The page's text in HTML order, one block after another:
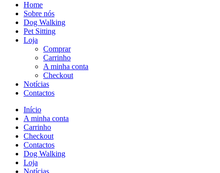
Home
Sobre nós
Dog Walking
Pet Sitting
Loja
Comprar
Carrinho
A minha conta
Checkout
Notícias
Contactos
Início
A minha conta
Carrinho
Checkout
Contactos
Dog Walking
Loja